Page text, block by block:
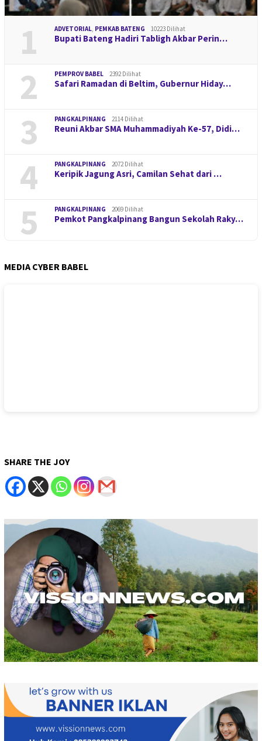
1 ADVETORIAL, PEMKAB BATENG 10223 Dilihat
Bupati Bateng Hadiri Tabligh Akbar Perin…
2 PEMPROV BABEL 2392 Dilihat
Safari Ramadan di Beltim, Gubernur Hiday…
3 PANGKALPINANG 2114 Dilihat
Reuni Akbar SMA Muhammadiyah Ke-57, Didi…
4 PANGKALPINANG 2072 Dilihat
Keripik Jagung Asri, Camilan Sehat dari …
5 PANGKALPINANG 2069 Dilihat
Pemkot Pangkalpinang Bangun Sekolah Raky…
MEDIA CYBER BABEL
SHARE THE JOY